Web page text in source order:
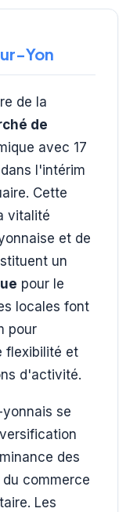
Yon
de la
de
avec 17
l'intérim
Cette
vitalité
et de
un
pour le
locales font
pour
flexibilité et
d'activité.
se
des
du commerce
Les